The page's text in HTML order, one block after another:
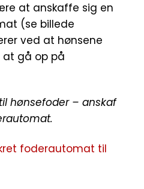
at anskaffe sig en
(se billede
ved at hønsene
gå op på
hønsefoder – anskaf
foderautomat til